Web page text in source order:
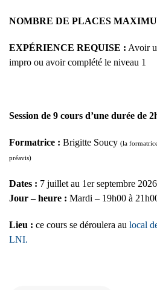
NOMBRE DE PLACES
EXPÉRIENCE REQUISE : Avoir
impro ou avoir complété le niveau 1
Session de 9 cours d’une durée de
Formatrice : Brigitte Soucy (la
préavis)
Dates : 7 juillet au 1er septembre 2026
Jour – heure : Mardi – 19h00 à
Lieu : ce cours se déroulera au local
LNI.